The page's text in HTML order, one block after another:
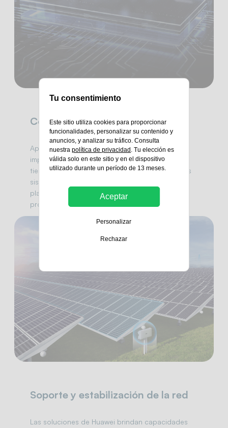
Control inteligente
Aprovecha los sistemas de control inteligente
impulsados por IA de Huawei para monitoreo en
tiempo real, diagnóstico y gestión remota. Estos
sistemas permiten a las utilidades gestionar las
plantas solares de manera eficiente y resolver
problemas antes de que afecten el rendimiento.
Soporte y estabilización de la red
Las soluciones de Huawei brindan capacidades
Tu consentimiento
Este sitio utiliza cookies para proporcionar
funcionalidades, personalizar su contenido y
anuncios, y analizar su tráfico. Consulta
nuestrapolítica de privacidad . Tu elección es
válida solo en este sitio y en el dispositivo
utilizado durante un período de 13 meses.
Aceptar
Personalizar
Rechazar